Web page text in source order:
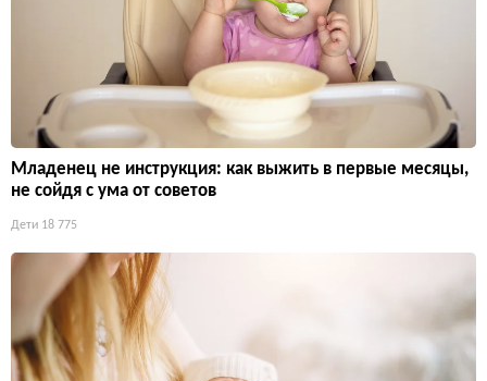
Младенец не инструкция: как выжить в первые месяцы,
не сойдя с ума от советов
Дети 18 775